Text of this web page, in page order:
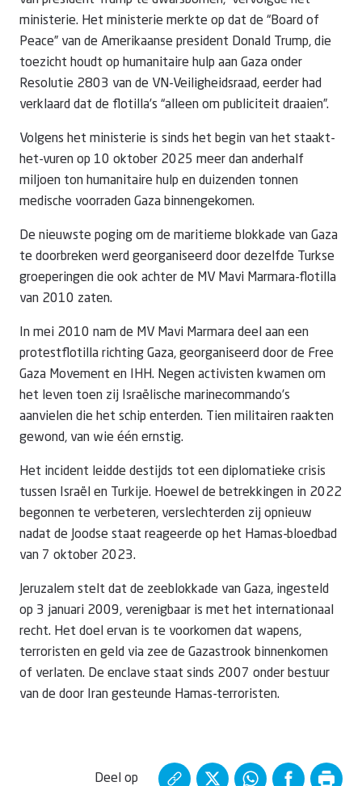
ministerie. Het ministerie merkte op dat de “Board of
Peace” van de Amerikaanse president Donald Trump, die
toezicht houdt op humanitaire hulp aan Gaza onder
Resolutie 2803 van de VN-Veiligheidsraad, eerder had
verklaard dat de flotilla’s “alleen om publiciteit draaien”.
Volgens het ministerie is sinds het begin van het staakt-
het-vuren op 10 oktober 2025 meer dan anderhalf
miljoen ton humanitaire hulp en duizenden tonnen
medische voorraden Gaza binnengekomen.
De nieuwste poging om de maritieme blokkade van Gaza
te doorbreken werd georganiseerd door dezelfde Turkse
groeperingen die ook achter de MV Mavi Marmara-flotilla
van 2010 zaten.
In mei 2010 nam de MV Mavi Marmara deel aan een
protestflotilla richting Gaza, georganiseerd door de Free
Gaza Movement en IHH. Negen activisten kwamen om
het leven toen zij Israëlische marinecommando’s
aanvielen die het schip enterden. Tien militairen raakten
gewond, van wie één ernstig.
Het incident leidde destijds tot een diplomatieke crisis
tussen Israël en Turkije. Hoewel de betrekkingen in 2022
begonnen te verbeteren, verslechterden zij opnieuw
nadat de Joodse staat reageerde op het Hamas-bloedbad
van 7 oktober 2023.
Jeruzalem stelt dat de zeeblokkade van Gaza, ingesteld
op 3 januari 2009, verenigbaar is met het internationaal
recht. Het doel ervan is te voorkomen dat wapens,
terroristen en geld via zee de Gazastrook binnenkomen
of verlaten. De enclave staat sinds 2007 onder bestuur
van de door Iran gesteunde Hamas-terroristen.
Deel op